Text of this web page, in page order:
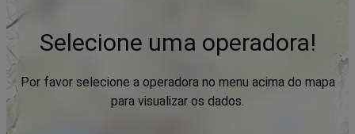
Selecione uma operadora!
Por favor selecione a operadora no menu acima do mapa
para visualizar os dados.